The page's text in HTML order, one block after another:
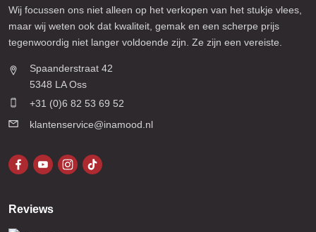
Wij focussen ons niet alleen op het verkopen van het stukje vlees,
maar wij weten ook dat kwaliteit, gemak en een scherpe prijs
tegenwoordig niet langer voldoende zijn. Ze zijn een vereiste.
Spaanderstraat 42
5348 LA Oss
+31 (0)6 82 53 69 52
klantenservice@inamood.nl
Reviews